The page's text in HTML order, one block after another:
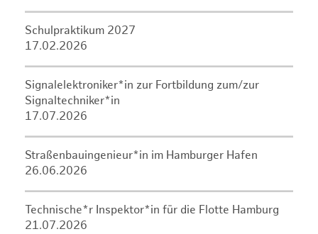
Schulpraktikum 2027
17.02.2026
Signalelektroniker*in zur Fortbildung zum/zur
Signaltechniker*in
17.07.2026
Straßenbauingenieur*in im Hamburger Hafen
26.06.2026
Technische*r Inspektor*in für die Flotte Hamburg
21.07.2026